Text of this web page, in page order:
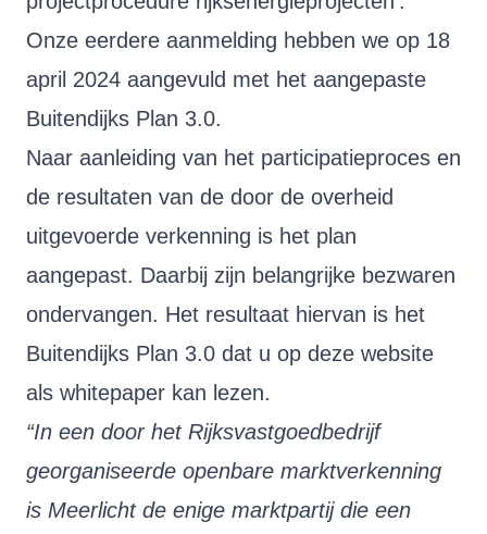
Onze eerdere aanmelding hebben we op 18
april 2024 aangevuld met het aangepaste
Buitendijks Plan 3.0.
Naar aanleiding van het participatieproces en
de resultaten van de door de overheid
uitgevoerde verkenning is het plan
aangepast. Daarbij zijn belangrijke bezwaren
ondervangen. Het resultaat hiervan is het
Buitendijks Plan 3.0 dat u op deze website
als whitepaper kan lezen.
“In een door het Rijksvastgoedbedrijf
georganiseerde openbare marktverkenning
is Meerlicht de enige marktpartij die een